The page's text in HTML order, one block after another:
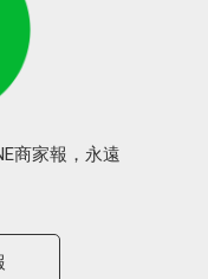
商家報，永遠